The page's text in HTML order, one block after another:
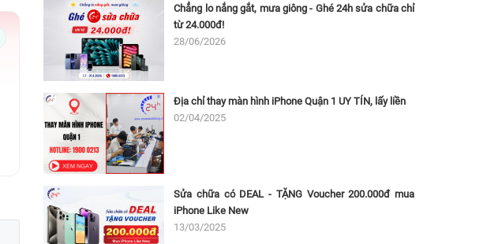
Chẳng lo nắng gắt, mưa giông - Ghé 24h sửa chữa chỉ
từ 24.000đ!
28/06/2026
Địa chỉ thay màn hình iPhone Quận 1 UY TÍN, lấy liền
02/04/2025
Sửa chữa có DEAL - TẶNG Voucher 200.000đ mua
iPhone Like New
13/03/2025